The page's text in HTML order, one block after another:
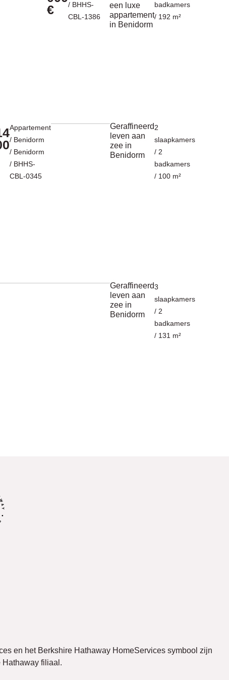
€
/ BHHS-
CBL-1386
een luxe
appartement
in Benidorm
badkamers
/ 192 m²
Appartement
/ Benidorm
/ Benidorm
/ BHHS-
CBL-0345
Geraffineerd
leven aan
zee in
Benidorm
2
slaapkamers
/ 2
badkamers
/ 100 m²
Geraffineerd
leven aan
zee in
Benidorm
3
slaapkamers
/ 2
badkamers
/ 131 m²
en het Berkshire Hathaway HomeServices symbool zijn
Hathaway filiaal.